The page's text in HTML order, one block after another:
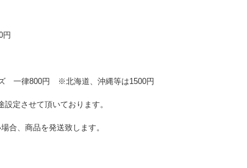
円
一律800円 ※北海道、沖縄等は1500円
定させて頂いております。
合、商品を発送致します。